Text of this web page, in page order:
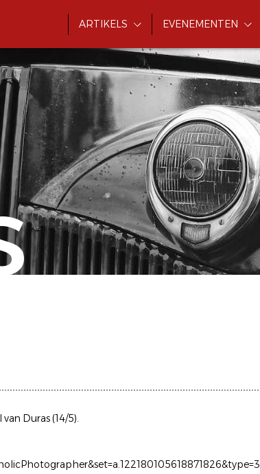
ARTIKELS EVENEMENTEN
Duras (14/5).